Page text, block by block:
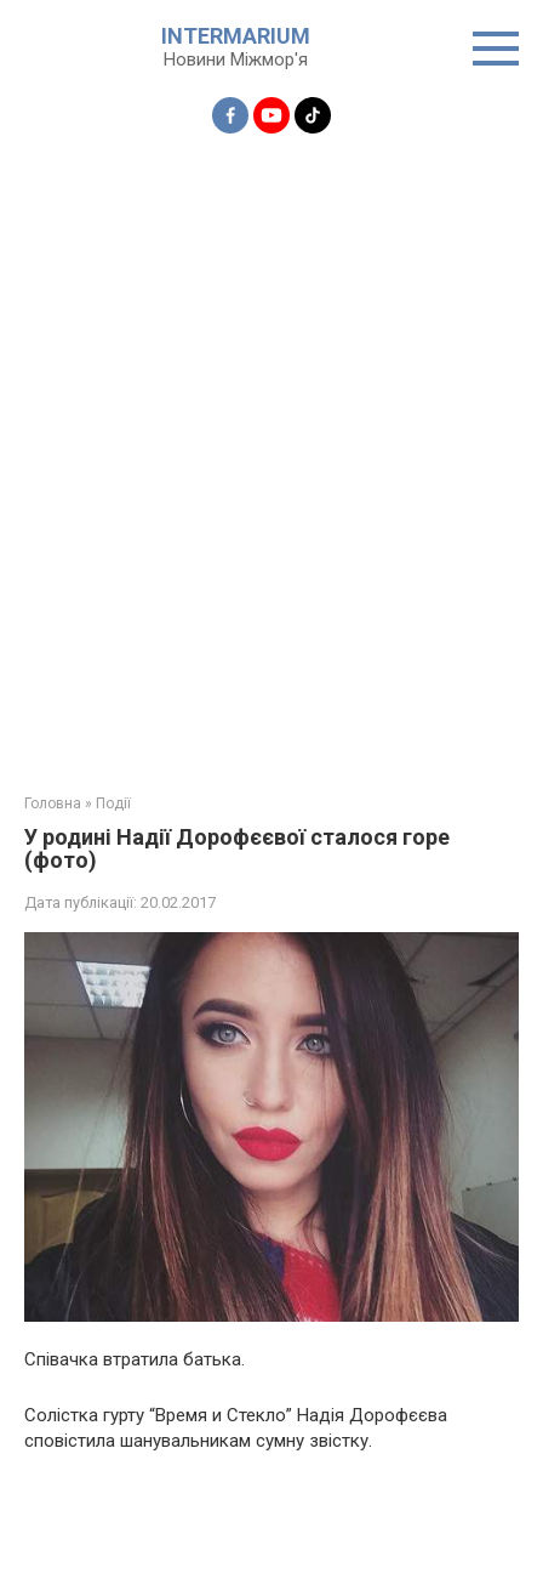
INTERMARIUM
Новини Міжмор'я
Головна » Події
У родині Надії Дорофєєвої сталося горе
(фото)
Дата публікації: 20.02.2017
Співачка втратила батька.
Солістка гурту “Время и Стекло” Надія Дорофєєва
сповістила шанувальникам сумну звістку.